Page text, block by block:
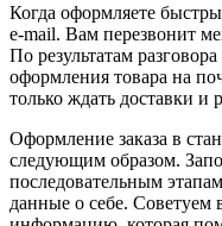
Когда оформляете
e-mail. Вам перезвонит
По результатам
оформления товара на
только ждать доставки и
Оформление заказа в
следующим образом.
последовательным
данные о себе. Советуем